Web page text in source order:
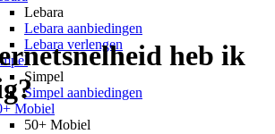
Lebara
Lebara aanbiedingen
Lebara verlengen
Simpel
Simpel aanbiedingen
Mobiel
50+ Mobiel
heb ik